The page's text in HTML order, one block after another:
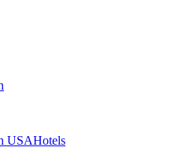
USAHotels